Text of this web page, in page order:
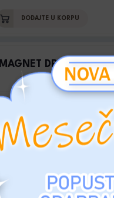
DODAJTE U KORPU
MAGNET DREAMS
Šifra: 639369